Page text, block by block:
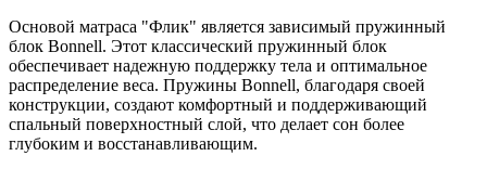
Основой матраса "Флик" является зависимый пружинный
блок Bonnell. Этот классический пружинный блок
обеспечивает надежную поддержку тела и оптимальное
распределение веса. Пружины Bonnell, благодаря своей
конструкции, создают комфортный и поддерживающий
спальный поверхностный слой, что делает сон более
глубоким и восстанавливающим.